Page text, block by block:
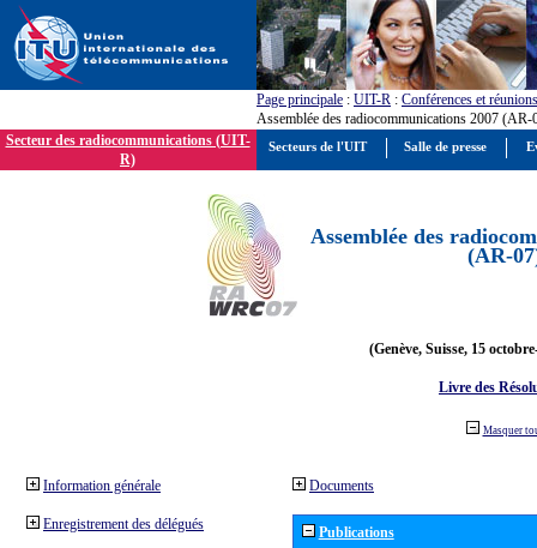
Page principale : UIT-R : Conférences et réunions
Assemblée des radiocommunications 2007 (AR-
Secteur des radiocommunications (UIT-
R)
Assemblée des
(AR-
(Genève, Suisse, 15
Livre des
Masquer
Information générale
Enregistrement des délégués
Documents
Publications
Secteurs de l'UIT Salle de presse